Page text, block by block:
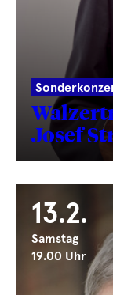
Josef
13.2.
Samstag
19.00 Uhr